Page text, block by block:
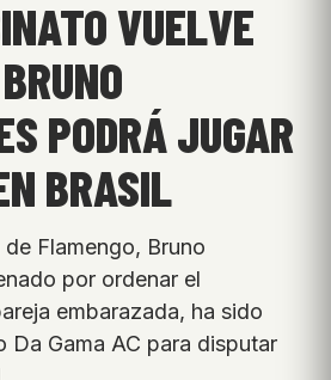
VUELVE
PODRÁ JUGAR
BRASIL
Flamengo, Bruno
por ordenar el
embarazada, ha sido
Da Gama AC para disputar